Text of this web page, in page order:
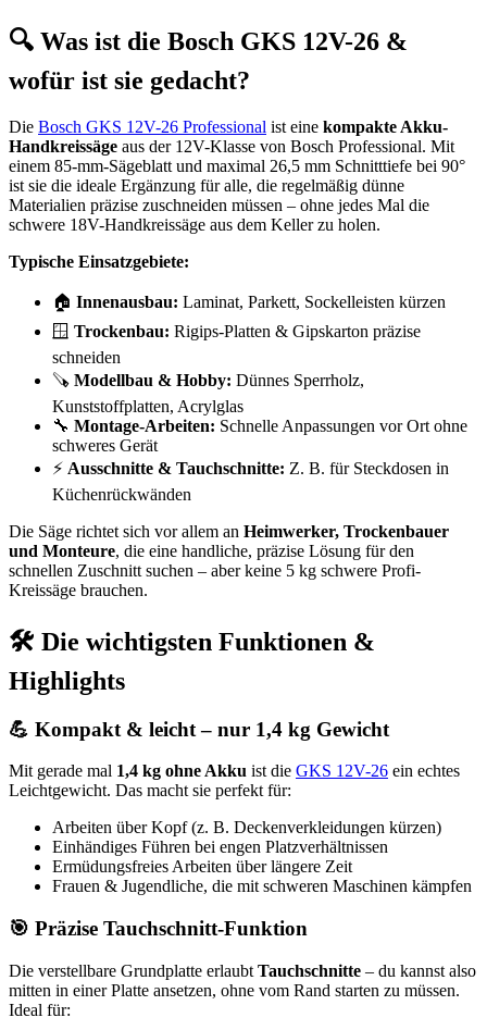
🔍 Was ist die Bosch GKS 12V-26 &
wofür ist sie gedacht?
Die Bosch GKS 12V-26 Professional ist eine kompakte Akku-
Handkreissäge aus der 12V-Klasse von Bosch Professional. Mit
einem 85-mm-Sägeblatt und maximal 26,5 mm Schnitttiefe bei 90°
ist sie die ideale Ergänzung für alle, die regelmäßig dünne
Materialien präzise zuschneiden müssen – ohne jedes Mal die
schwere 18V-Handkreissäge aus dem Keller zu holen.
Typische Einsatzgebiete:
🏠 Innenausbau: Laminat, Parkett, Sockelleisten kürzen
🪟 Trockenbau: Rigips-Platten & Gipskarton präzise
schneiden
🪚 Modellbau & Hobby: Dünnes Sperrholz,
Kunststoffplatten, Acrylglas
🔧 Montage-Arbeiten: Schnelle Anpassungen vor Ort ohne
schweres Gerät
⚡ Ausschnitte & Tauchschnitte: Z. B. für Steckdosen in
Küchenrückwänden
Die Säge richtet sich vor allem an Heimwerker, Trockenbauer
und Monteure, die eine handliche, präzise Lösung für den
schnellen Zuschnitt suchen – aber keine 5 kg schwere Profi-
Kreissäge brauchen.
🛠️ Die wichtigsten Funktionen &
Highlights
💪 Kompakt & leicht – nur 1,4 kg Gewicht
Mit gerade mal 1,4 kg ohne Akku ist die GKS 12V-26 ein echtes
Leichtgewicht. Das macht sie perfekt für:
Arbeiten über Kopf (z. B. Deckenverkleidungen kürzen)
Einhändiges Führen bei engen Platzverhältnissen
Ermüdungsfreies Arbeiten über längere Zeit
Frauen & Jugendliche, die mit schweren Maschinen kämpfen
🎯 Präzise Tauchschnitt-Funktion
Die verstellbare Grundplatte erlaubt Tauchschnitte – du kannst also
mitten in einer Platte ansetzen, ohne vom Rand starten zu müssen.
Ideal für: